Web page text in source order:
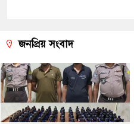
জনপ্রিয় সংবাদ